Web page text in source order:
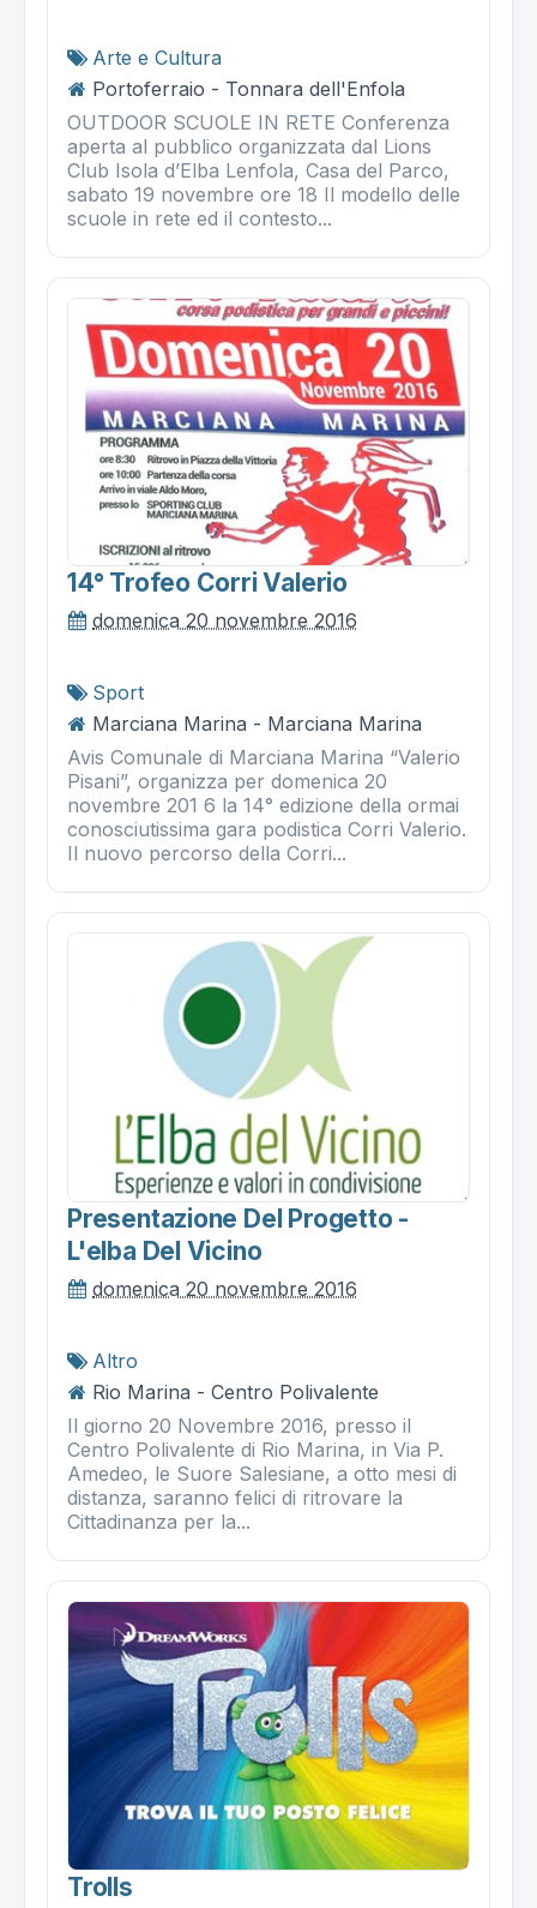
Arte e Cultura
Portoferraio - Tonnara dell'Enfola
OUTDOOR SCUOLE IN RETE Conferenza
aperta al pubblico organizzata dal Lions
Club Isola d’Elba Lenfola, Casa del Parco,
sabato 19 novembre ore 18 Il modello delle
scuole in rete ed il contesto...
14° Trofeo Corri Valerio
domenica 20 novembre 2016
Sport
Marciana Marina - Marciana Marina
Avis Comunale di Marciana Marina “Valerio
Pisani”, organizza per domenica 20
novembre 201 6 la 14° edizione della ormai
conosciutissima gara podistica Corri Valerio.
Il nuovo percorso della Corri...
Presentazione Del Progetto -
L'elba Del Vicino
domenica 20 novembre 2016
Altro
Rio Marina - Centro Polivalente
Il giorno 20 Novembre 2016, presso il
Centro Polivalente di Rio Marina, in Via P.
Amedeo, le Suore Salesiane, a otto mesi di
distanza, saranno felici di ritrovare la
Cittadinanza per la...
Trolls